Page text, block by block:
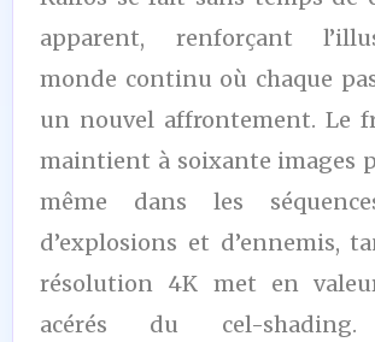
apparent, renforçant
monde continu où chaque
un nouvel affrontement. Le
maintient à soixante images
même dans les
d’explosions et d’ennemis,
résolution 4K met en
acérés du cel-shading.